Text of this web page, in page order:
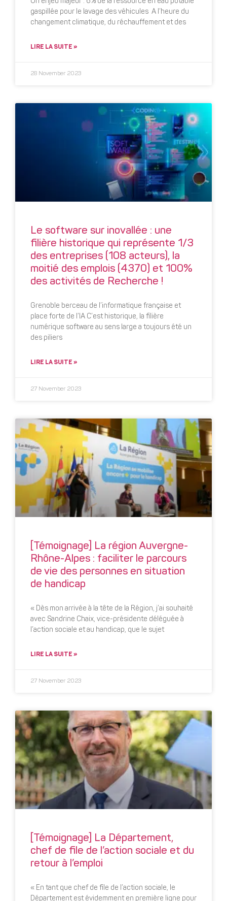
gaspillée pour le lavage des véhicules A l’heure du
changement climatique, du réchauffement et des
LIRE LA SUITE »
28 November 2023
Le software sur inovallée : une
filière historique qui représente 1/3
des entreprises (108 acteurs), la
moitié des emplois (4370) et 100%
des activités de Recherche !
Grenoble berceau de l’informatique française et
place forte de l’IA C’est historique, la filière
numérique software au sens large a toujours été un
des piliers
LIRE LA SUITE »
27 November 2023
[Témoignage] La région Auvergne-
Rhône-Alpes : faciliter le parcours
de vie des personnes en situation
de handicap
« Dès mon arrivée à la tête de la Région, j’ai souhaité
avec Sandrine Chaix, vice-présidente déléguée à
l’action sociale et au handicap, que le sujet
LIRE LA SUITE »
27 November 2023
[Témoignage] La Département,
chef de file de l’action sociale et du
retour à l’emploi
« En tant que chef de file de l’action sociale, le
Département est évidemment en première ligne pour